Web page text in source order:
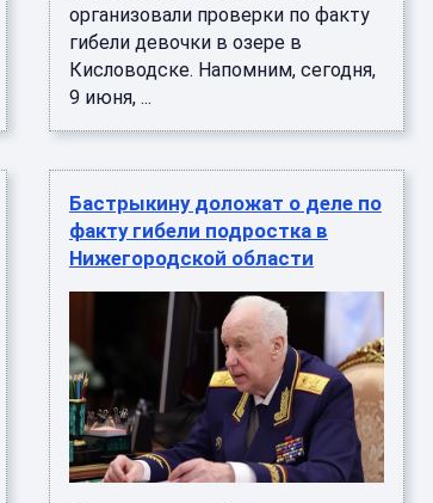
организовали проверки по факту
гибели девочки в озере в
Кисловодске. Напомним, сегодня,
9 июня, ...
Бастрыкину доложат о деле по
факту гибели подростка в
Нижегородской области